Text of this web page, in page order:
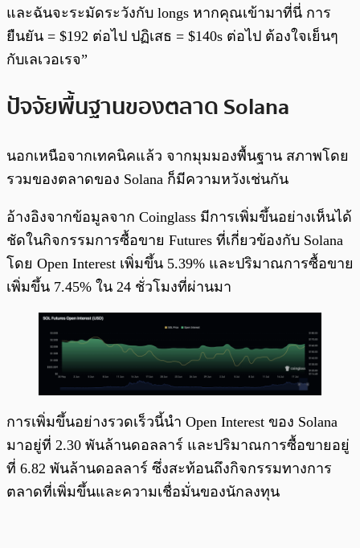
และฉันจะระมัดระวังกับ longs หากคุณเข้ามาที่นี่ การ
ยืนยัน = $192 ต่อไป ปฏิเสธ = $140s ต่อไป ต้องใจเย็นๆ
กับเลเวอเรจ”
ปัจจัยพื้นฐานของตลาด Solana
นอกเหนือจากเทคนิคแล้ว จากมุมมองพื้นฐาน สภาพโดย
รวมของตลาดของ Solana ก็มีความหวังเช่นกัน
อ้างอิงจากข้อมูลจาก Coinglass มีการเพิ่มขึ้นอย่างเห็นได้
ชัดในกิจกรรมการซื้อขาย Futures ที่เกี่ยวข้องกับ Solana
โดย Open Interest เพิ่มขึ้น 5.39% และปริมาณการซื้อขาย
เพิ่มขึ้น 7.45% ใน 24 ชั่วโมงที่ผ่านมา
การเพิ่มขึ้นอย่างรวดเร็วนี้นำ Open Interest ของ Solana
มาอยู่ที่ 2.30 พันล้านดอลลาร์ และปริมาณการซื้อขายอยู่
ที่ 6.82 พันล้านดอลลาร์ ซึ่งสะท้อนถึงกิจกรรมทางการ
ตลาดที่เพิ่มขึ้นและความเชื่อมั่นของนักลงทุน